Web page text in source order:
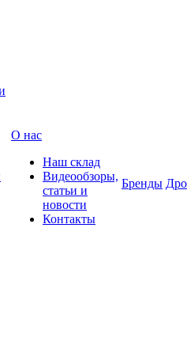
О нас
Наш склад
Видеообзоры,
статьи и
новости
Контакты
Бренды